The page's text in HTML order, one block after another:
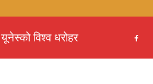
यूनेस्को विश्व धरोहर